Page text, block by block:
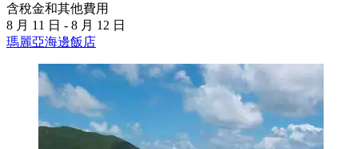
含稅金和其他費用
8 月 11 日 - 8 月 12 日
瑪麗亞海邊飯店